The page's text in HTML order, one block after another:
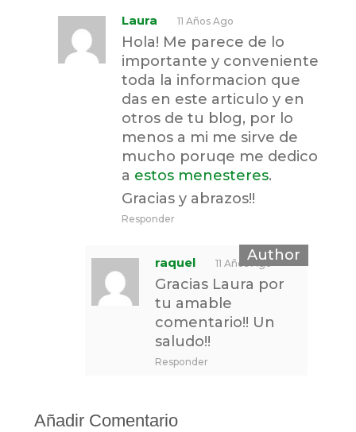
Laura 11 Años Ago
Hola! Me parece de lo
importante y conveniente
toda la informacion que
das en este articulo y en
otros de tu blog, por lo
menos a mi me sirve de
mucho poruqe me dedico
a estos menesteres.
Gracias y abrazos!!
Responder
raquel 11 Años Ago
Gracias Laura por
tu amable
comentario!! Un
saludo!!
Responder
Añadir Comentario